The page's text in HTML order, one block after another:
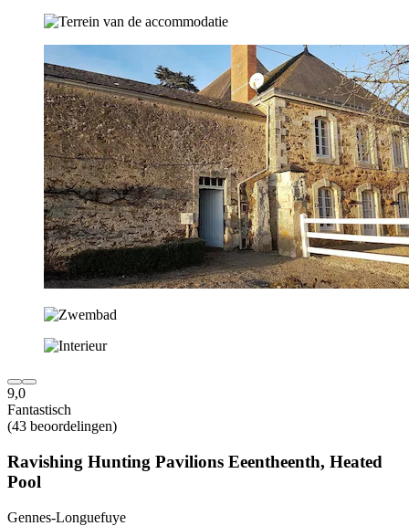
9,0
Fantastisch
(43 beoordelingen)
Ravishing Hunting Pavilions Eeentheenth, Heated
Pool
Gennes-Longuefuye